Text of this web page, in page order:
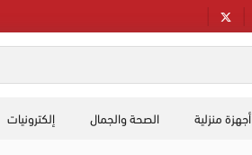
أجهزة منزلية الصحة والجمال إلكترونيات